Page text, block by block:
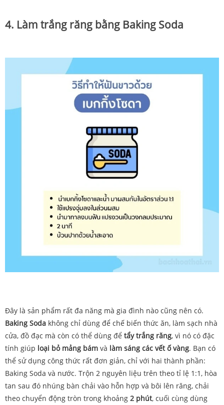
4. Làm trắng răng bằng Baking Soda
Đây là sản phẩm rất đa năng mà gia đình nào cũng nên có.
Baking Soda không chỉ dùng để chế biến thức ăn, làm sạch nhà
cửa, đồ đạc mà còn có thể dùng để tẩy trắng răng, vì nó có đặc
tính giúp loại bỏ mảng bám và làm sáng các vết ố vàng. Bạn có
thể sử dụng công thức rất đơn giản, chỉ với hai thành phần:
Baking Soda và nước. Trộn 2 nguyên liệu trên theo tỉ lệ 1:1, hòa
tan sau đó nhúng bàn chải vào hỗn hợp và bôi lên răng, chải
theo chuyển động tròn trong khoảng 2 phút, cuối cùng dùng